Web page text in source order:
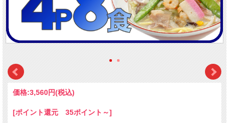
価格:3,560円(税込)
[ポイント還元 35ポイント～]